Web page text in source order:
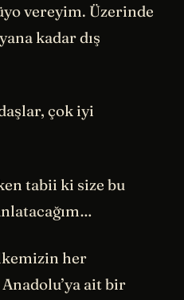
vereyim. Üzerinde
kadar dış
çok iyi
tabii ki size bu
her
ait bir